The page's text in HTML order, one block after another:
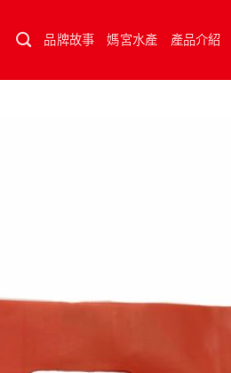
品牌故事 媽宮水產 產品介紹